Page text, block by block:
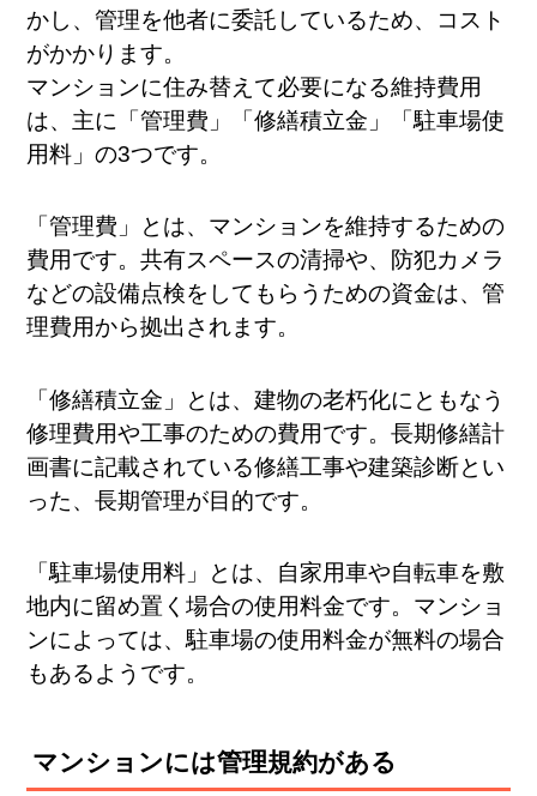
かし、管理を他者に委託しているため、コスト
がかかります。
マンションに住み替えて必要になる維持費用
は、主に「管理費」「修繕積立金」「駐車場使
用料」の3つです。
「管理費」とは、マンションを維持するための
費用です。共有スペースの清掃や、防犯カメラ
などの設備点検をしてもらうための資金は、管
理費用から拠出されます。
「修繕積立金」とは、建物の老朽化にともなう
修理費用や工事のための費用です。長期修繕計
画書に記載されている修繕工事や建築診断とい
った、長期管理が目的です。
「駐車場使用料」とは、自家用車や自転車を敷
地内に留め置く場合の使用料金です。マンショ
ンによっては、駐車場の使用料金が無料の場合
もあるようです。
マンションには管理規約がある